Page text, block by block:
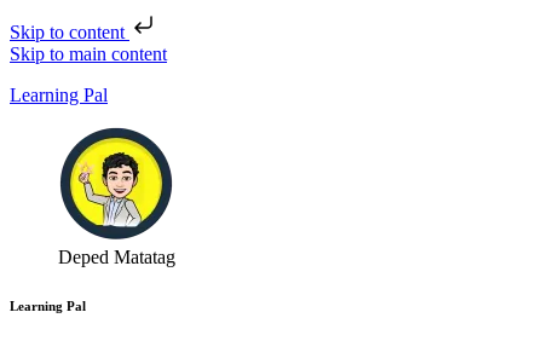
Skip to content
Skip to main content
Learning Pal
Deped Matatag
Learning Pal